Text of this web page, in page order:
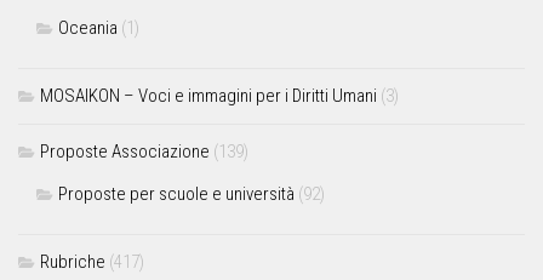
Oceania (1)
MOSAIKON – Voci e immagini per i Diritti Umani (3)
Proposte Associazione (139)
Proposte per scuole e università (92)
Rubriche (417)